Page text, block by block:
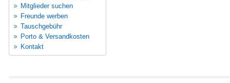
Mitglieder suchen
Freunde werben
Tauschgebühr
Porto & Versandkosten
Kontakt